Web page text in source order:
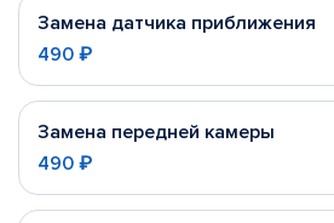
Замена датчика приближения
490 ₽
Замена передней камеры
490 ₽